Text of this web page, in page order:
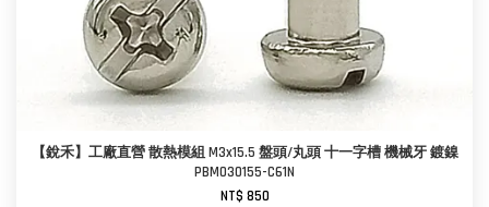
【銳禾】工廠直營 散熱模組 M3x15.5 盤頭/丸頭 十一字槽 機械牙 鍍鎳
PBM030155-C61N
NT$ 850